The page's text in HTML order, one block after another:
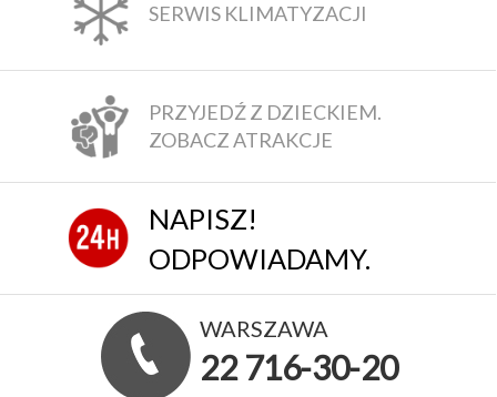
SERWIS KLIMATYZACJI
PRZYJEDŹ Z DZIECKIEM.
ZOBACZ ATRAKCJE
NAPISZ!
ODPOWIADAMY.
WARSZAWA
22 716-30-20